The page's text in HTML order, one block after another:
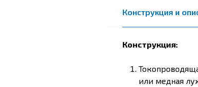
Конструкция и
Конструкция:
или медная